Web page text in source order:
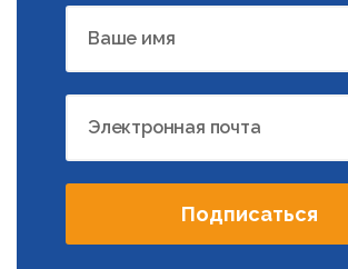
Ваше имя
Электронная почта
Подписаться